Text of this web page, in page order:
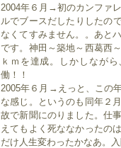
2004年６月→初のカンファ
ルでブースだしたりしたの
なくてすみません。。あと
です。神田～築地～西葛西
ｋｍを達成。しかしなが
働！！
2005年６月→えっと、この
な感じ。というのも同年２
故で新聞にのりました。仕
えてもよく死ななかったの
だけ人生変わったかなあ。